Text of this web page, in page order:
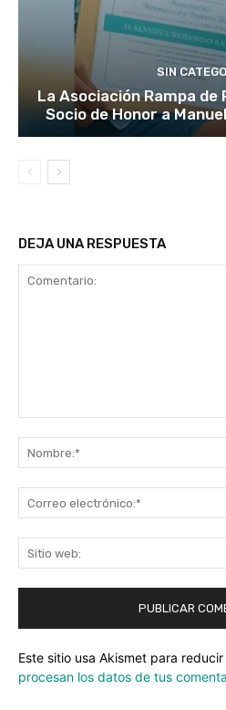
SIN
La Asociación Rampa
Socio de Honor a
DEJA UNA RESPUESTA
Este sitio usa Akismet para
procesan los datos de tus